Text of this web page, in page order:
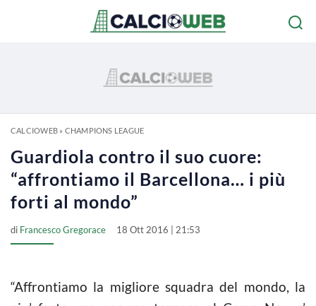
CALCIOWEB» CHAMPIONS LEAGUE
Guardiola contro il suo cuore:
“affrontiamo il Barcellona… i più
forti al mondo”
di Francesco Gregorace 18 Ott 2016 | 21:53
“Affrontiamo la migliore squadra del mondo, la